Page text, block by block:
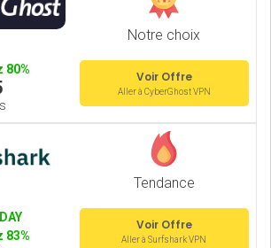
Notre choix
80% Voir Offre
Aller à CyberGhost VPN
Tendance
83%
Voir Offre
Aller à Surfshark VPN